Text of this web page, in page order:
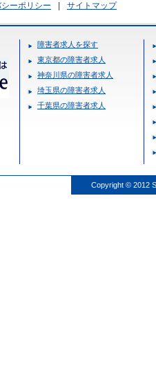
ーポリシー サイトマップ
障害者求人を探す
東京都の障害者求人
神奈川県の障害者求人
埼玉県の障害者求人
千葉県の障害者求人
Copyright © 2012